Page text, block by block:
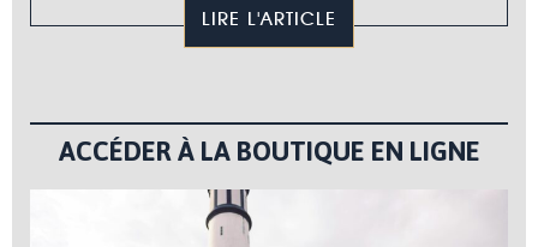
LIRE L'ARTICLE
ACCÉDER À LA BOUTIQUE EN LIGNE